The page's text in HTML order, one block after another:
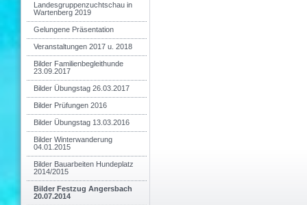
Landesgruppenzuchtschau in
Wartenberg 2019
Gelungene Präsentation
Veranstaltungen 2017 u. 2018
Bilder Familienbegleithunde
23.09.2017
Bilder Übungstag 26.03.2017
Bilder Prüfungen 2016
Bilder Übungstag 13.03.2016
Bilder Winterwanderung
04.01.2015
Bilder Bauarbeiten Hundeplatz
2014/2015
Bilder Festzug Angersbach
20.07.2014